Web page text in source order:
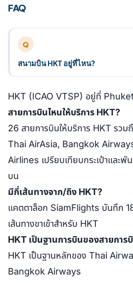
FAQ
Q
สนามบิน HKT อยู่ที่ไหน?
HKT (ICAO VTSP) อยู่ที่
สายการบินไหนให้บริการ HKT?
26 สายการบินให้บริการ HKT รว
Thai AirAsia, Bangkok
Airlines เปรียบเทียบกระเป๋าและพั
บน
มีกี่เส้นทางจาก/ถึง HKT?
แคตตาล็อก SiamFlights บันทึก
เส้นทางขาเข้าสำหรับ HKT
HKT เป็นฐานการบินของสายการ
HKT เป็นฐานหลักของ Thai
Bangkok Airways